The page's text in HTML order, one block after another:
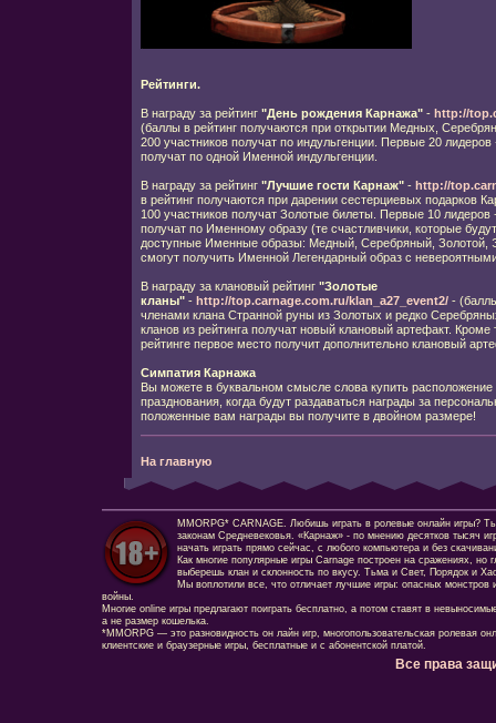
Рейтинги.
В награду за рейтинг "День рождения Карнажа"- http://
(баллы в рейтинг получаются при открытии Медных,
200 участников получат по индульгенции. Первые 20
получат по одной Именной индульгенции.
В награду за рейтинг"Лучшие гости Карнаж"- http://
в рейтинг получаются при дарении сестерциевых подарков
100 участников получат Золотые билеты. Первые 10
получат по Именному образу (те счастливчики, которые
доступные Именные образы: Медный, Серебряный, Золотой,
смогут получить Именной Легендарный образ с
В награду за клановый рейтинг "Золотые
кланы"- http://top.carnage.com.ru/klan_a27_event2/- (баллы
членами клана Странной руны из Золотых и редко
кланов из рейтинга получат новый клановый артефакт. Кроме
рейтинге первое место получит дополнительно клановый
Симпатия Карнажа
Вы можете в буквальном смысле слова купить расположение
празднования, когда будут раздаваться награды за
положенные вам награды вы получите в двойном размере!
На главную
MMORPG* CARNAGE. Любишь играть в ролевые онлайн игры?
законам Средневековья. «Карнаж» - по мнению десятков тысяч
начать играть прямо сейчас, с любого компьютера и без
Как многие популярные игры Carnage построен на сражениях, но
выберешь клан и склонность по вкусу. Тьма и Свет, Порядок и
Мы воплотили все, что отличает лучшие игры: опасных монстров
войны.
Многие online игры предлагают поиграть бесплатно, а потом ставят в
а не размер кошелька.
*MMORPG — это разновидность он лайн игр, многопользовательская ролевая
клиентские и браузерные игры, бесплатные и с абонентской платой.
Все права